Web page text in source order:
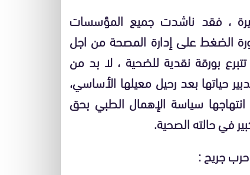
، فقد ناشدت جميع المؤسسات
الضغط على إدارة المصحة من اجل
بورقة نقدية للضحية ، لا بد من
لها تدبير حياتها بعد رحيل معيلها الأساسي،
سياسة الإهمال الطبي بحق
في حالته الصحية.
جريح :